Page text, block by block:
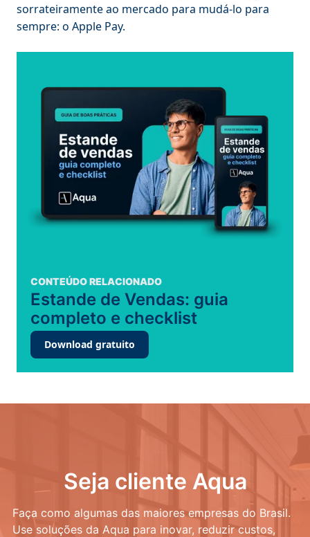
sorrateiramente ao mercado para mudá-lo para
sempre: o Apple Pay.
CONTEÚDO RELACIONADO
Estande de Vendas: guia
completo e checklist
Download gratuito
Seja cliente Aqua
Faça como algumas das maiores empresas do Brasil.
Use soluções da Aqua para inovar, reduzir custos,